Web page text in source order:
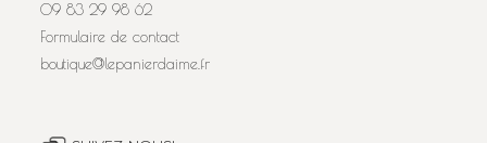
09 83 29 98 62
Formulaire de contact
boutique@lepanierdaime.fr